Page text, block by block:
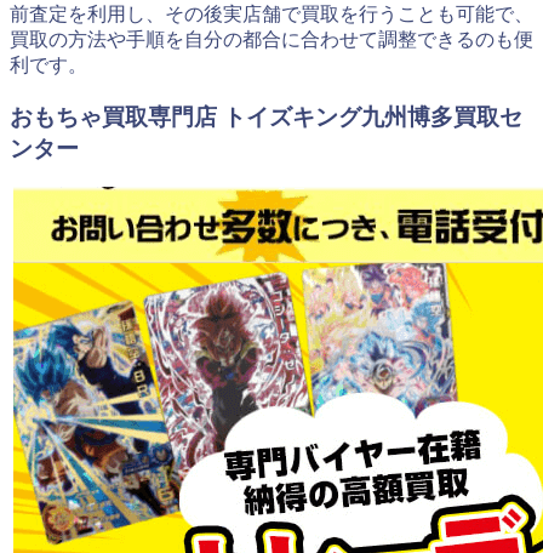
前査定を利用し、その後実店舗で買取を行うことも可能で、
買取の方法や手順を自分の都合に合わせて調整できるのも便
利です。
おもちゃ買取専門店 トイズキング九州博多買取セ
ンター